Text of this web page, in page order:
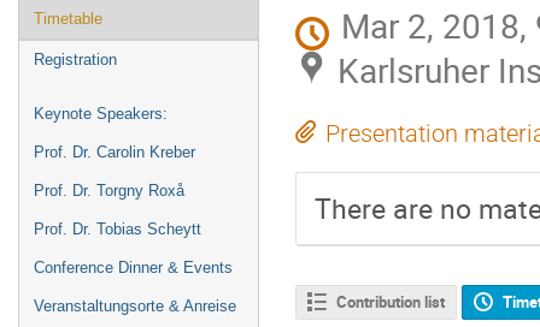
Timetable
Registration
Keynote Speakers:
Prof. Dr. Carolin Kreber
Prof. Dr. Torgny Roxå
Prof. Dr. Tobias Scheytt
Conference Dinner & Events
Veranstaltungsorte & Anreise
Mar 2, 2018,
Karlsruher
Presentation
There are no
Contribution list